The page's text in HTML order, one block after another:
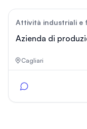
Attività industriali e
Azienda di
Cagliari